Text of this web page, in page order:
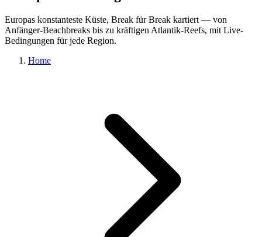
Europas konstanteste Küste, Break für Break kartiert — von
Anfänger-Beachbreaks bis zu kräftigen Atlantik-Reefs, mit Live-
Bedingungen für jede Region.
Home